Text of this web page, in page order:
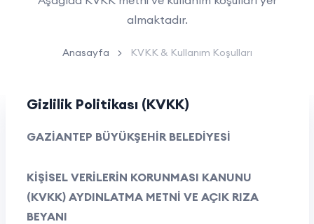
almaktadır.
Anasayfa KVKK & Kullanım Koşulları
Gizlilik Politikası (KVKK)
GAZİANTEP BÜYÜKŞEHİR BELEDİYESİ
KİŞİSEL VERİLERİN KORUNMASI KANUNU
(KVKK) AYDINLATMA METNİ VE AÇIK RIZA
BEYANI